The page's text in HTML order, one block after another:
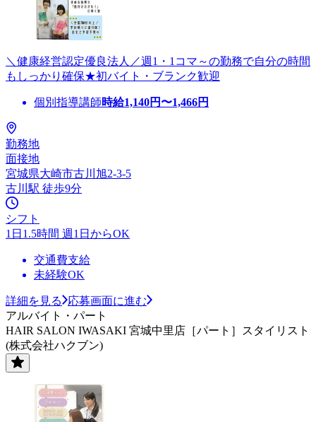
＼健康経営認定優良法人／週1・1コマ～の勤務で自分の時間
もしっかり確保★初バイト・ブランク歓迎
個別指導講師時給1,140円〜1,466円
勤務地
面接地
宮城県大崎市古川旭2-3-5
古川駅 徒歩9分
シフト
1日1.5時間 週1日からOK
交通費支給
未経験OK
詳細を見る
応募画面に進む
アルバイト・パート
HAIR SALON IWASAKI 宮城中里店［パート］スタイリスト
(株式会社ハクブン)